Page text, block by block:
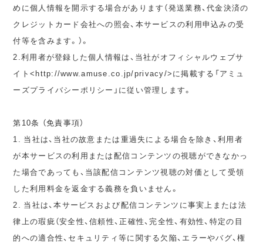
めに個人情報を開示する場合があります（発送業務、代金決済の
クレジットカード会社への照会、本サービスの利用申込みの受
付等を含みます。）。
2.利用者が登録した個人情報は、当社がオフィシャルウェブサ
イト<http://www.amuse.co.jp/privacy/>に掲載する「アミュ
ーズプライバシーポリシー」に従い管理します。
第10条 （免責事項）
1. 当社は、当社の故意または重過失による場合を除き、利用者
が本サービスの利用または配信コンテンツの視聴ができなかっ
た場合であっても、当該配信コンテンツ視聴の対価として受領
した利用料金を返金する義務を負いません。
2. 当社は、本サービスおよび配信コンテンツに事実上または法
律上の瑕疵（安全性、信頼性、正確性、完全性、有効性、特定の目
的への適合性、セキュリティ等に関する欠陥、エラーやバグ、権